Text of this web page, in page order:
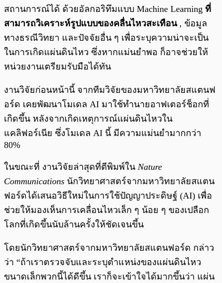
สถานการณ์ได้ ด้วยอัลกอริทึมแบบ Machine Learning ที่
สามารถวิเคราะห์รูปแบบของคลื่นไหวสะเทือน, ข้อมูล
ทางธรณีวิทยา และปัจจัยอื่น ๆ เพื่อระบุความน่าจะเป็น
ในการเกิดแผ่นดินไหว ซึ่งหากแม่นยำพอ ก็อาจช่วยให้
หน่วยงานเตรียมรับมือได้ทัน
งานวิจัยก่อนหน้านี้ จากทีมวิจัยของมหาวิทยาลัยสแตนฟ
อร์ด เคยพัฒนาโมเดล AI มาใช้ทำนายอาฟเตอร์ช็อกที่
เกิดขึ้น หลังจากเกิดเหตุการณ์แผ่นดินไหวใน
แคลิฟอร์เนีย ซึ่งโมเดล AI นี้ มีความแม่นยำมากกว่า
80%
ในขณะที่ งานวิจัยล่าสุดที่ตีพิมพ์ใน Nature
Communications นักวิทยาศาสตร์จากมหาวิทยาลัยสแตน
ฟอร์ดได้เสนอวิธีใหม่ในการใช้ปัญญาประดิษฐ์ (AI) เพื่อ
ช่วยให้มองเห็นการเคลื่อนไหวเล็ก ๆ น้อย ๆ ของเปลือก
โลกที่เกิดขึ้นนับล้านครั้งให้ชัดเจนขึ้น
โดยนักวิทยาศาสตร์จากมหาวิทยาลัยสแตนฟอร์ด กล่าว
ว่า “ถ้าเราตรวจจับและระบุตำแหน่งของแผ่นดินไหว
ขนาดเล็กพวกนี้ได้ดีขึ้น เราก็จะเข้าใจได้มากขึ้นว่า แผ่น